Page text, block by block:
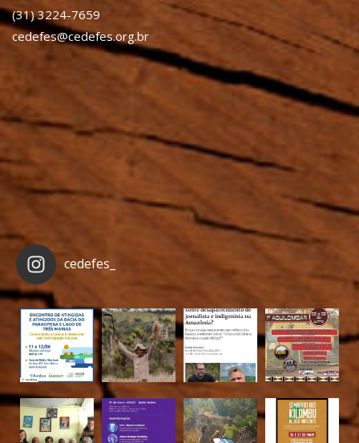
(31) 3224-7659
cedefes@cedefes.org.br
cedefes_